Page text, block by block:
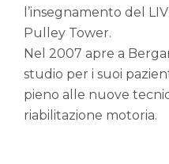
l’insegnamento del
Pulley Tower.
Nel 2007 apre a
studio per i suoi
pieno alle nuove
riabilitazione motoria.